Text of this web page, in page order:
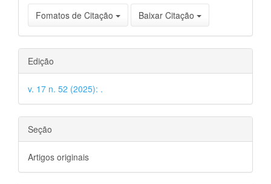
Fomatos de Citação Baixar Citação
Edição
v. 17 n. 52 (2025): .
Seção
Artigos originais